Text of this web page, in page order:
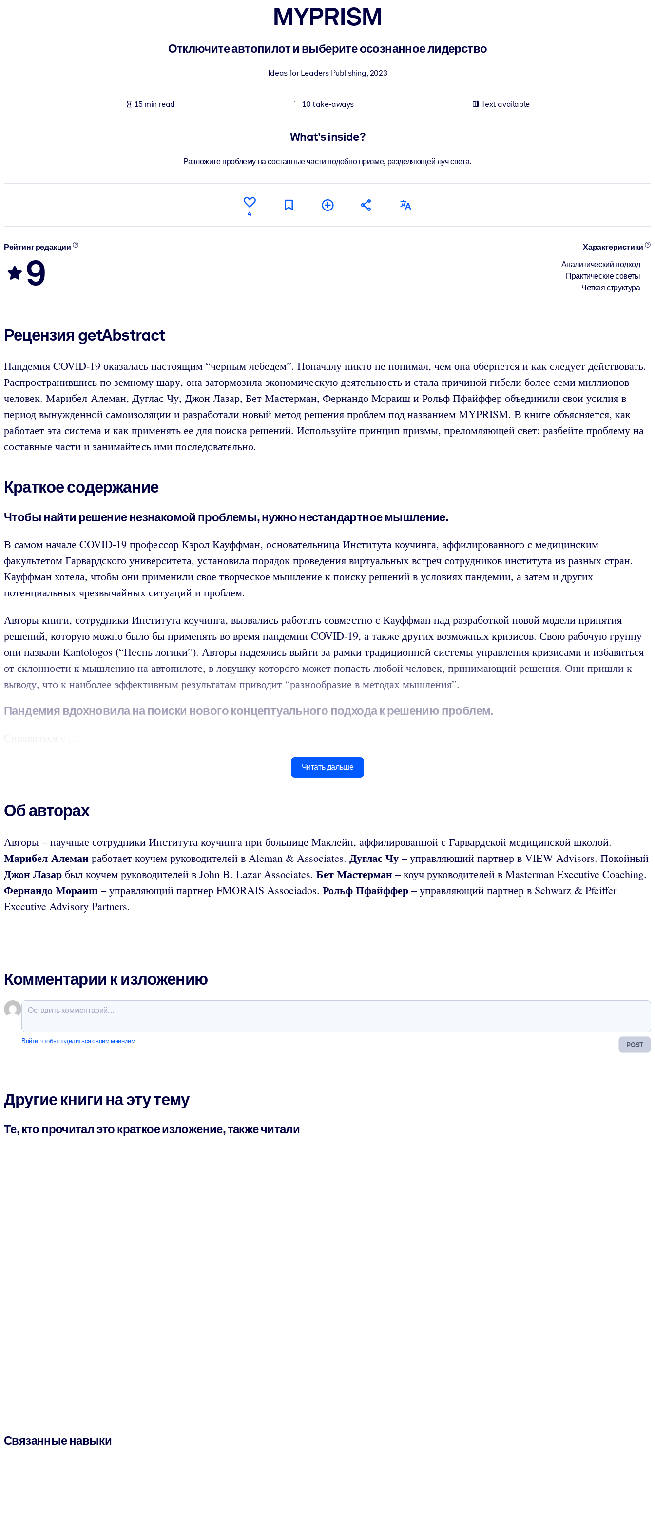
Fuel your AI systems with reliable, structured knowledge to improve outputs.
MYPRISM
Отключите автопилот и выберите осознанное лидерство
Ideas for Leaders Publishing,2023
15 min read 10 take-aways Text available
What's inside?
Разложите проблему на составные части подобно призме, разделяющей луч света.
4
Рейтинг редакции
9
Характеристики
Аналитический подход
Практические советы
Четкая структура
Рецензия getAbstract
Пандемия COVID-19 оказалась настоящим “черным лебедем”. Поначалу никто не понимал, чем она обернется и как следует действовать.
Распространившись по земному шару, она затормозила экономическую деятельность и стала причиной гибели более семи миллионов
человек. Марибел Алеман, Дуглас Чу, Джон Лазар, Бет Мастерман, Фернандо Мораиш и Рольф Пфайффер объединили свои усилия в
период вынужденной самоизоляции и разработали новый метод решения проблем под названием MYPRISM. В книге объясняется, как
работает эта система и как применять ее для поиска решений. Используйте принцип призмы, преломляющей свет: разбейте проблему на
составные части и занимайтесь ими последовательно.
Краткое содержание
Чтобы найти решение незнакомой проблемы, нужно нестандартное мышление.
В самом начале COVID-19 профессор Кэрол Кауффман, основательница Института коучинга, аффилированного с медицинским
факультетом Гарвардского университета, установила порядок проведения виртуальных встреч сотрудников института из разных стран.
Кауффман хотела, чтобы они применили свое творческое мышление к поиску решений в условиях пандемии, а затем и других
потенциальных чрезвычайных ситуаций и проблем.
Авторы книги, сотрудники Института коучинга, вызвались работать совместно с Кауффман над разработкой новой модели принятия
решений, которую можно было бы применять во время пандемии COVID-19, а также других возможных кризисов. Свою рабочую группу
они назвали Kantologos (“Песнь логики”). Авторы надеялись выйти за рамки традиционной системы управления кризисами и избавиться
от склонности к мышлению на автопилоте, в ловушку которого может попасть любой человек, принимающий решения. Они пришли к
выводу, что к наиболее эффективным результатам приводит “разнообразие в методах мышления”.
Пандемия вдохновила на поиски нового концептуального подхода к решению проблем.
Справиться с ...
Читать дальше
Об авторах
Авторы – научные сотрудники Института коучинга при больнице Маклейн, аффилированной с Гарвардской медицинской школой.
Марибел Алеман работает коучем руководителей в Aleman & Associates. Дуглас Чу – управляющий партнер в VIEW Advisors. Покойный
Джон Лазар был коучем руководителей в John B. Lazar Associates. Бет Мастерман – коуч руководителей в Masterman Executive Coaching.
Фернандо Мораиш – управляющий партнер FMORAIS Associados. РольфПфайффер – управляющий партнер в Schwarz & Pfeiffer
Executive Advisory Partners.
Комментарии к изложению
POST
Войти, чтобы поделиться своим мнением
Другие книги на эту тему
Те, кто прочитал это краткое изложение, также читали
Связанные навыки